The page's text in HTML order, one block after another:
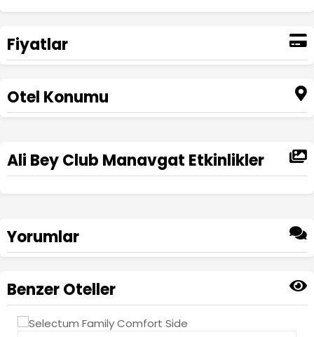
Fiyatlar
Otel Konumu
Ali Bey Club Manavgat Etkinlikler
Yorumlar
Yorumunuz
Benzer Oteller